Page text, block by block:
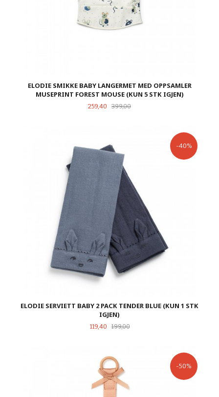
ELODIE SMIKKE BABY LANGERMET MED OPPSAMLER
MUSEPRINT FOREST MOUSE (KUN 5 STK IGJEN)
Tilbud
259,40 399,00Rabatt
ELODIE SERVIETT BABY 2 PACK TENDER BLUE (KUN 1 STK
IGJEN)
Tilbud
119,40 199,00Rabatt
-40%
-50%